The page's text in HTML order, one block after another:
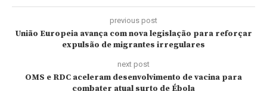
previous post
União Europeia avança com nova legislação para reforçar
expulsão de migrantes irregulares
next post
OMS e RDC aceleram desenvolvimento de vacina para
combater atual surto de Ébola